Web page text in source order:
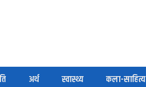
अर्थ स्वास्थ्य कला-साहित्य